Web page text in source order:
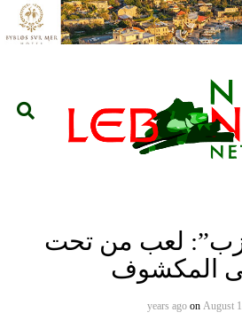
لعب من تحت
المكشوف
on August